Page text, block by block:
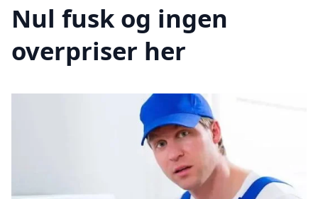
Nul fusk og ingen
overpriser her